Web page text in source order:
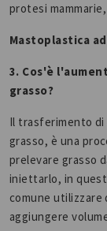
protesi
Mastoplastica
3. Cos'è
grasso?
Il trasferimento di
grasso, è una
prelevare grasso
iniettarlo, in
comune
aggiungere